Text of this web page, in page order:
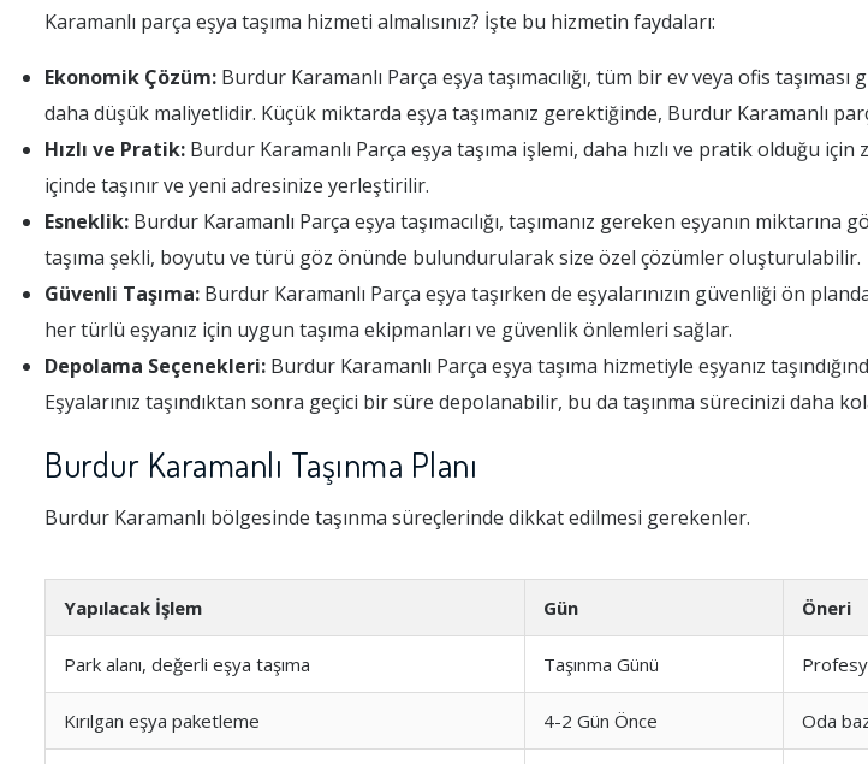
Karamanlı parça eşya taşıma hizmeti almalısınız? İşte bu hizmetin faydaları:
Ekonomik Çözüm: Burdur Karamanlı Parça eşya taşımacılığı, tüm bir ev veya ofis
daha düşük maliyetlidir. Küçük miktarda eşya taşımanız gerektiğinde, Burdur Karamanlı
Hızlı ve Pratik: Burdur Karamanlı Parça eşya taşıma işlemi, daha hızlı ve pratik olduğu için
içinde taşınır ve yeni adresinize yerleştirilir.
Esneklik: Burdur Karamanlı Parça eşya taşımacılığı, taşımanız gereken eşyanın miktarına
taşıma şekli, boyutu ve türü göz önünde bulundurularak size özel çözümler oluşturulabilir.
Güvenli Taşıma: Burdur Karamanlı Parça eşya taşırken de eşyalarınızın güvenliği ön
her türlü eşyanız için uygun taşıma ekipmanları ve güvenlik önlemleri sağlar.
Depolama Seçenekleri: Burdur Karamanlı Parça eşya taşıma hizmetiyle eşyanız
Eşyalarınız taşındıktan sonra geçici bir süre depolanabilir, bu da taşınma sürecinizi daha
Burdur Karamanlı Taşınma Planı
Burdur Karamanlı bölgesinde taşınma süreçlerinde dikkat edilmesi gerekenler.
Yapılacak İşlem Gün Öneri
Park alanı, değerli eşya taşıma Taşınma Günü
Kırılgan eşya paketleme 4-2 Gün Önce Oda